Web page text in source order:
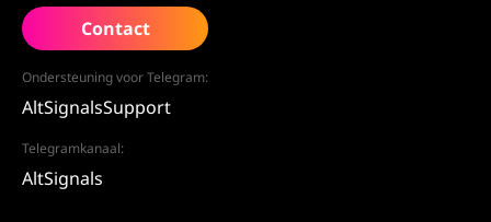
Contact
Ondersteuning voor Telegram:
AltSignalsSupport
Telegramkanaal:
AltSignals